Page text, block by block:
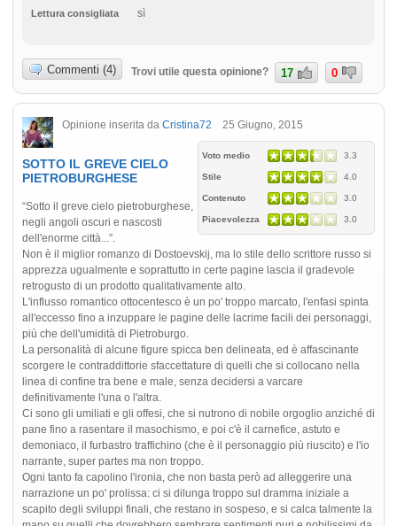
Lettura consigliata
sì
Commenti (4) Trovi utile questa opinione? 17 0
Opinione inserita da Cristina72 25 Giugno, 2015
Voto medio 3.3
Stile 4.0
Contenuto 3.0
Piacevolezza 3.0
SOTTO IL GREVE CIELO
PIETROBURGHESE
“Sotto il greve cielo pietroburghese,
negli angoli oscuri e nascosti
dell'enorme città...”.
Non è il miglior romanzo di Dostoevskij, ma lo stile dello scrittore russo si
apprezza ugualmente e soprattutto in certe pagine lascia il gradevole
retrogusto di un prodotto qualitativamente alto.
L'influsso romantico ottocentesco è un po' troppo marcato, l'enfasi spinta
all'eccesso fino a inzuppare le pagine delle lacrime facili dei personaggi,
più che dell'umidità di Pietroburgo.
La personalità di alcune figure spicca ben delineata, ed è affascinante
scorgere le contraddittorie sfaccettature di quelli che si collocano nella
linea di confine tra bene e male, senza decidersi a varcare
definitivamente l'una o l'altra.
Ci sono gli umiliati e gli offesi, che si nutrono di nobile orgoglio anziché di
pane fino a rasentare il masochismo, e poi c'è il carnefice, astuto e
demoniaco, il furbastro traffichino (che è il personaggio più riuscito) e l'io
narrante, super partes ma non troppo.
Ogni tanto fa capolino l'ironia, che non basta però ad alleggerire una
narrazione un po' prolissa: ci si dilunga troppo sul dramma iniziale a
scapito degli sviluppi finali, che restano in sospeso, e si calca talmente la